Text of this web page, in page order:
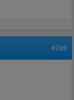
#249